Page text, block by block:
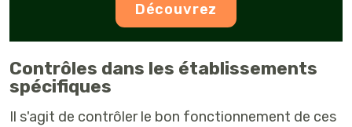
Découvrez
Contrôles dans les établissements
spécifiques
Il s'agit de contrôler le bon fonctionnement de ces